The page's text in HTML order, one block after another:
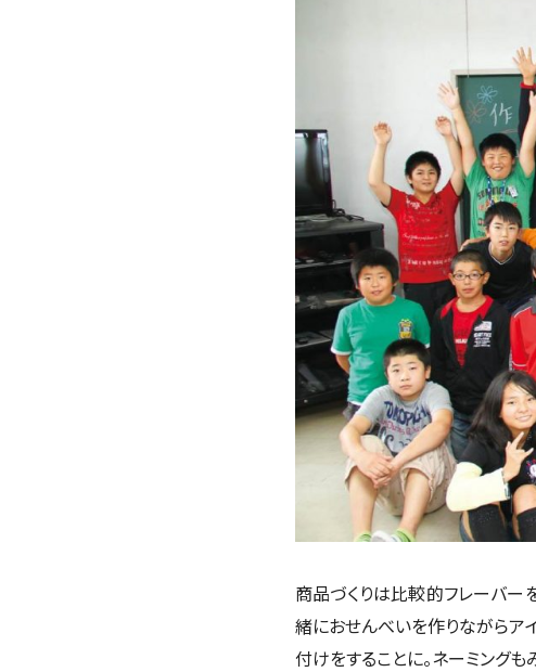
商品づくりは比較的フレーバー
緒におせんべいを作りながらア
付けをすることに。ネーミングも